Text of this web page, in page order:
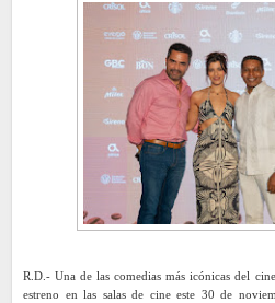
R.D.- Una de las comedias más icónicas del
estreno en las salas de cine este 30 de